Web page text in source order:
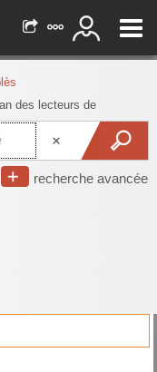
recherche avancée